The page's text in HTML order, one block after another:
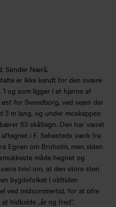
Sønder Nærå.
er ikke kendt for den svære
og som ligger i et hjørne af
for Svendborg, ved vejen der
3 m lang, og under moskappen
83 skåltegn. Den har været
i F. Sehesteds værk fra
Egnen om Broholm, men siden
måde hegnet og
tvivl om, at den store sten
bygdefolket i oldtiden
ved midsommertid, for at ofre
hidkalde „år og fred“.